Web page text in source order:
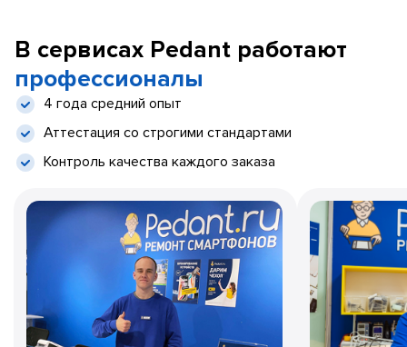
В сервисах Pedant работают
профессионалы
4 года средний опыт
Аттестация со строгими стандартами
Контроль качества каждого заказа